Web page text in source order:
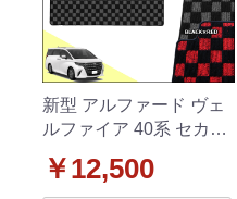
新型 アルファード ヴェ
ルファイア 40系 セカン
柄シリーズ 社外新品
￥12,500